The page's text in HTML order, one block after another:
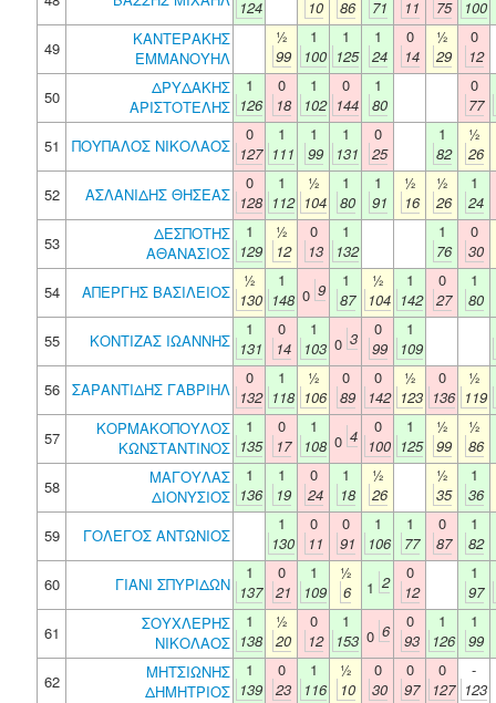
124
10
86
71
11
75
100
49
ΚΑΝΤΕΡΑΚΗΣ
ΕΜΜΑΝΟΥΗΛ
½
99
1
100
1
125
1
24
0
14
½
29
0
12
50
ΔΡΥΔΑΚΗΣ
ΑΡΙΣΤΟΤΕΛΗΣ
1
126
0
18
1
102
0
144
1
80
0
77
51
ΠΟΥΠΑΛΟΣ ΝΙΚΟΛΑΟΣ
0
127
1
111
1
99
1
131
0
25
1
82
½
26
52
ΑΣΛΑΝΙΔΗΣ ΘΗΣΕΑΣ
0
128
1
112
½
104
1
80
1
91
½
16
½
26
1
24
53
ΔΕΣΠΟΤΗΣ
ΑΘΑΝΑΣΙΟΣ
1
129
½
12
0
13
1
132
1
76
0
30
54
ΑΠΕΡΓΗΣ ΒΑΣΙΛΕΙΟΣ
½
130
1
148 0 9
1
87
½
104
1
142
0
27
1
80
55
ΚΟΝΤΙΖΑΣ ΙΩΑΝΝΗΣ
1
131
0
14
1
103 0 3
0
99
1
109
56
ΣΑΡΑΝΤΙΔΗΣ ΓΑΒΡΙΗΛ
0
132
1
118
½
106
0
89
0
142
½
123
0
136
½
119
57
ΚΟΡΜΑΚΟΠΟΥΛΟΣ
ΚΩΝΣΤΑΝΤΙΝΟΣ
1
135
0
17
1
108 0 4
0
100
1
125
½
99
½
86
58
ΜΑΓΟΥΛΑΣ
ΔΙΟΝΥΣΙΟΣ
1
136
1
19
0
24
1
18
½
26
½
35
1
36
59
ΓΟΛΕΓΟΣ ΑΝΤΩΝΙΟΣ
1
130
0
11
0
91
1
106
1
77
0
87
1
82
60
ΓΙΑΝΙ ΣΠΥΡΙΔΩΝ
1
137
0
21
1
109
½
6
1 2
0
12
1
97
61
ΣΟΥΧΛΕΡΗΣ
ΝΙΚΟΛΑΟΣ
1
138
½
20
0
12
1
153 0 6
0
93
1
126
1
99
62
ΜΗΤΣΙΩΝΗΣ
ΔΗΜΗΤΡΙΟΣ
1
139
0
23
1
116
½
10
0
30
0
97
0
127
-
123